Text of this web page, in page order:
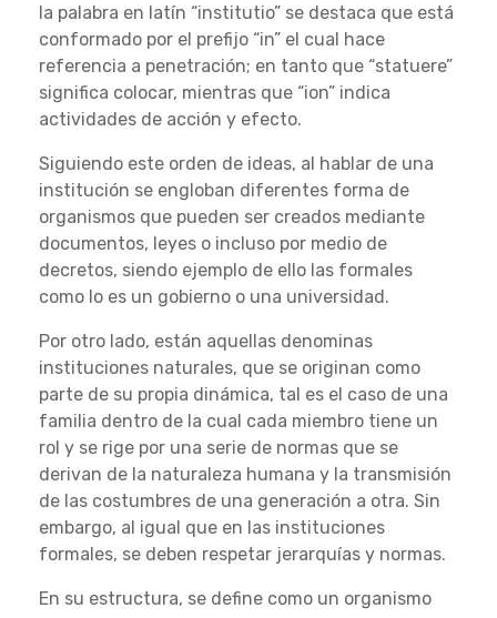
la palabra en latín “institutio” se destaca que está
conformado por el prefijo “in” el cual hace
referencia a penetración; en tanto que “statuere”
significa colocar, mientras que “ion” indica
actividades de acción y efecto.
Siguiendo este orden de ideas, al hablar de una
institución se engloban diferentes forma de
organismos que pueden ser creados mediante
documentos, leyes o incluso por medio de
decretos, siendo ejemplo de ello las formales
como lo es un gobierno o una universidad.
Por otro lado, están aquellas denominas
instituciones naturales, que se originan como
parte de su propia dinámica, tal es el caso de una
familia dentro de la cual cada miembro tiene un
rol y se rige por una serie de normas que se
derivan de la naturaleza humana y la transmisión
de las costumbres de una generación a otra. Sin
embargo, al igual que en las instituciones
formales, se deben respetar jerarquías y normas.
En su estructura, se define como un organismo